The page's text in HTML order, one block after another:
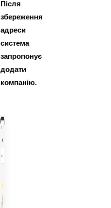
Після
збереження
адреси
система
запропонує
додати
компанію.